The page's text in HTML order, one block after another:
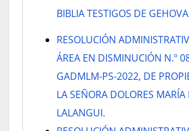
BIBLIA TESTIGOS DE
RESOLUCIÓN
ÁREA EN DISMINUCIÓN N.º
GADMLM-PS-2022, DE
LA SEÑORA DOLORES
LALANGUI.